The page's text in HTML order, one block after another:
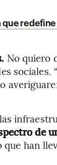
No quiero
sociales.
de
han